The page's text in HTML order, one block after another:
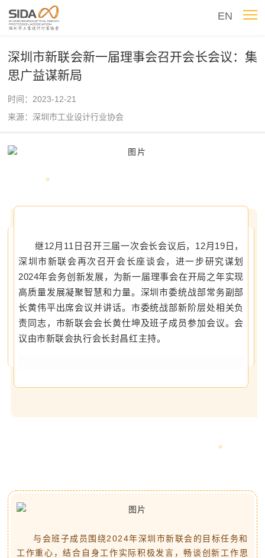
EN
深圳市新联会新一届理事会召开会长会议：集
思广益谋新局
时间：2023-12-21
来源：深圳市工业设计行业协会
继12月11日召开三届一次会长会议后，12月19日，
深圳市新联会再次召开会长座谈会，进一步研究谋划
2024年会务创新发展，为新一届理事会在开局之年实现
高质量发展凝聚智慧和力量。深圳市委统战部常务副部
长黄伟平出席会议并讲话。市委统战部新阶层处相关负
责同志，市新联会会长黄仕坤及班子成员参加会议。会
议由市新联会执行会长封昌红主持。
与会班子成员围绕2024年深圳市新联会的目标任务和
工作重心，结合自身工作实际积极发言，畅谈创新工作思